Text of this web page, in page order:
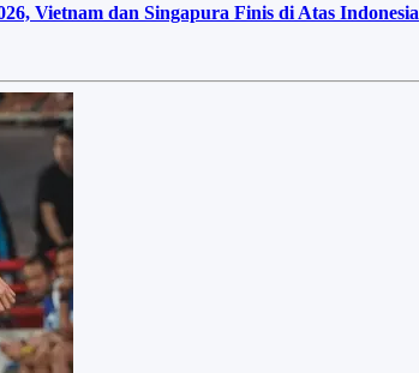
Vietnam dan Singapura Finis di Atas Indonesia